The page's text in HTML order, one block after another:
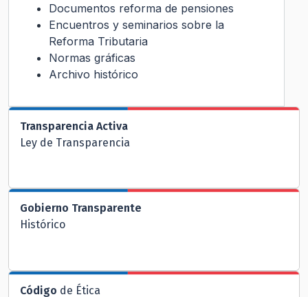
Documentos reforma de pensiones
Encuentros y seminarios sobre la
Reforma Tributaria
Normas gráficas
Archivo histórico
Transparencia Activa
Ley de Transparencia
Gobierno Transparente
Histórico
Código de Ética